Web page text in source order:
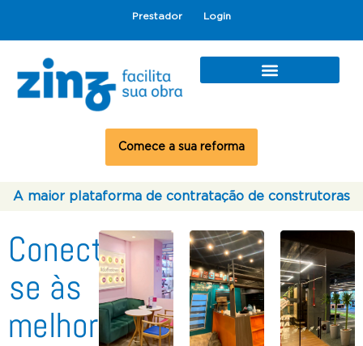
Prestador Login
Comece a sua reforma
A maior plataforma de contratação de construtoras
Conecte-
se às
melhores